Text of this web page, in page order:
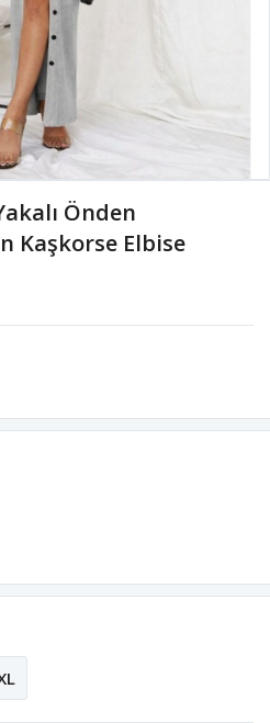
Önden
Kaşkorse Elbise